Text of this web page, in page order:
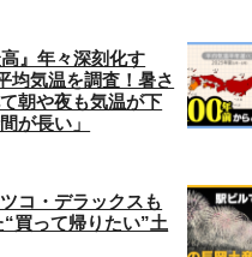
』年々深刻化す
気温を調査！暑さ
朝や夜も気温が下
が長い」
コ・デラックスも
買って帰りたい”土